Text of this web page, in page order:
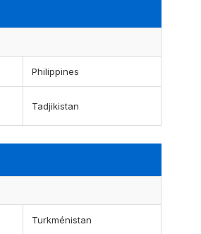
Philippines
Tadjikistan
Turkménistan